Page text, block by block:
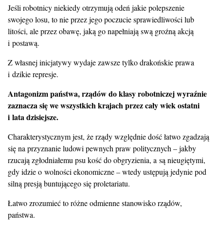
Jeśli robotnicy niekiedy otrzymują odeń jakie polepszenie
swojego losu, to nie przez jego poczucie sprawiedliwości lub
litości, ale przez obawę, jaką go napełniają swą groźną akcją
i postawą.
Z własnej inicjatywy wydaje zawsze tylko drakońskie prawa
i dzikie represje.
Antagonizm państwa, rządów do klasy robotniczej wyraźnie
zaznacza się we wszystkich krajach przez cały wiek ostatni
i lata dzisiejsze.
Charakterystycznym jest, że rządy względnie dość łatwo zgadzają
się na przyznanie ludowi pewnych praw politycznych – jakby
rzucają zgłodniałemu psu kość do obgryzienia, a są nieugiętymi,
gdy idzie o wolności ekonomiczne – wtedy ustępują jedynie pod
silną presją buntującego się proletariatu.
Łatwo zrozumieć to różne odmienne stanowisko rządów,
państwa.